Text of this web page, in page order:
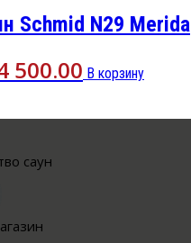
Schmid N29 Merida
500.00 В корзину
саун